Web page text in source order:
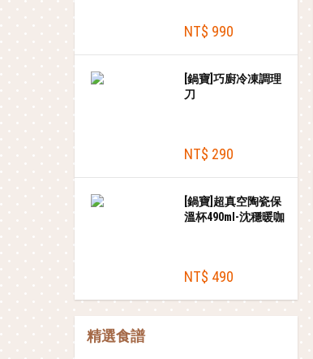
NT$ 990
[鍋寶]巧廚冷凍調理
刀
NT$ 290
[鍋寶]超真空陶瓷保
溫杯490ml-沈穩暖咖
NT$ 490
精選食譜